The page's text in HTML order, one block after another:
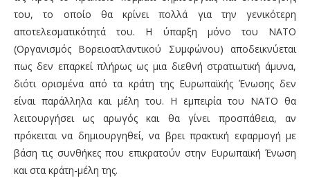
του, το οποίο θα κρίνει πολλά για την γενικότερη
αποτελεσματικότητά του. Η ύπαρξη μόνο του ΝΑΤΟ
(Οργανισμός Βορειοατλαντικού Συμφώνου) αποδεικνύεται
πως δεν επαρκεί πλήρως ως μια διεθνή στρατιωτική άμυνα,
διότι ορισμένα από τα κράτη της Ευρωπαϊκής Ένωσης δεν
είναι παράλληλα και μέλη του. Η εμπειρία του ΝΑΤΟ θα
λειτουργήσει ως αρωγός και θα γίνει προσπάθεια, αν
πρόκειται να δημιουργηθεί, να βρει πρακτική εφαρμογή με
βάση τις συνθήκες που επικρατούν στην Ευρωπαϊκή Ένωση
και στα κράτη-μέλη της.